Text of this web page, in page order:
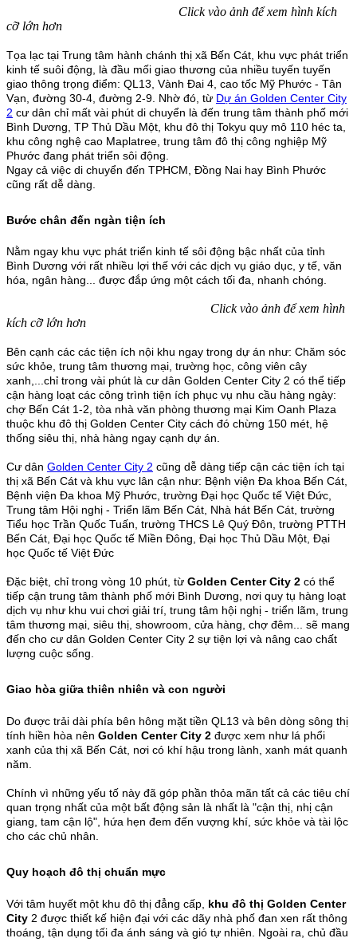
Click vào ảnh để xem hình kích
cỡ lớn hơn
Tọa lạc tại Trung tâm hành chánh thị xã Bến Cát, khu vực phát triển
kinh tế suôi động, là đầu mối giao thương của nhiều tuyến tuyến
giao thông trọng điểm: QL13, Vành Đai 4, cao tốc Mỹ Phước - Tân
Vạn, đường 30-4, đường 2-9. Nhờ đó, từ Dự án Golden Center City
2 cư dân chỉ mất vài phút di chuyển là đến trung tâm thành phố mới
Bình Dương, TP Thủ Dầu Một, khu đô thị Tokyu quy mô 110 héc ta,
khu công nghệ cao Maplatree, trung tâm đô thị công nghiệp Mỹ
Phước đang phát triển sôi động.
Ngay cả việc di chuyển đến TPHCM, Đồng Nai hay Bình Phước
cũng rất dễ dàng.
Bước chân đến ngàn tiện ích
Nằm ngay khu vực phát triển kinh tế sôi động bậc nhất của tỉnh
Bình Dương với rất nhiều lợi thế với các dịch vụ giáo dục, y tế, văn
hóa, ngân hàng... được đắp ứng một cách tối đa, nhanh chóng.
Click vào ảnh để xem hình
kích cỡ lớn hơn
Bên cạnh các các tiện ích nội khu ngay trong dự án như: Chăm sóc
sức khỏe, trung tâm thương mại, trường học, công viên cây
xanh,...chỉ trong vài phút là cư dân Golden Center City 2 có thể tiếp
cận hàng loạt các công trình tiện ích phục vụ nhu cầu hàng ngày:
chợ Bến Cát 1-2, tòa nhà văn phòng thương mại Kim Oanh Plaza
thuộc khu đô thị Golden Center City cách đó chừng 150 mét, hệ
thống siêu thị, nhà hàng ngay cạnh dự án.
Cư dân Golden Center City 2 cũng dễ dàng tiếp cận các tiện ích tại
thị xã Bến Cát và khu vực lân cận như: Bệnh viện Đa khoa Bến Cát,
Bệnh viện Đa khoa Mỹ Phước, trường Đại học Quốc tế Việt Đức,
Trung tâm Hội nghị - Triển lãm Bến Cát, Nhà hát Bến Cát, trường
Tiểu học Trần Quốc Tuấn, trường THCS Lê Quý Đôn, trường PTTH
Bến Cát, Đại học Quốc tế Miền Đông, Đại học Thủ Dầu Một, Đại
học Quốc tế Việt Đức
Đặc biệt, chỉ trong vòng 10 phút, từ Golden Center City 2 có thể
tiếp cận trung tâm thành phố mới Bình Dương, nơi quy tụ hàng loạt
dịch vụ như khu vui chơi giải trí, trung tâm hội nghị - triển lãm, trung
tâm thương mại, siêu thị, showroom, cửa hàng, chợ đêm... sẽ mang
đến cho cư dân Golden Center City 2 sự tiện lợi và nâng cao chất
lượng cuộc sống.
Giao hòa giữa thiên nhiên và con người
Do được trải dài phía bên hông mặt tiền QL13 và bên dòng sông thị
tính hiền hòa nên Golden Center City 2 được xem như lá phổi
xanh của thị xã Bến Cát, nơi có khí hậu trong lành, xanh mát quanh
năm.
Chính vì những yếu tố này đã góp phần thỏa mãn tất cả các tiêu chí
quan trọng nhất của một bất động sản là nhất là "cận thị, nhị cận
giang, tam cận lộ", hứa hẹn đem đến vượng khí, sức khỏe và tài lộc
cho các chủ nhân.
Quy hoạch đô thị chuẩn mực
Với tâm huyết một khu đô thị đẳng cấp, khu đô thị Golden Center
City 2 được thiết kế hiện đại với các dãy nhà phố đan xen rất thông
thoáng, tận dụng tối đa ánh sáng và gió tự nhiên. Ngoài ra, chủ đầu